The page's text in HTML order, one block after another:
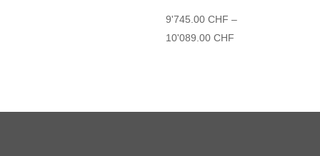
9'745.00CHF –
10'089.00CHF